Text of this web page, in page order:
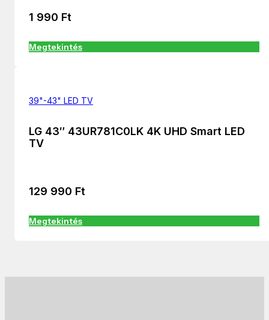
1 990 Ft
Megtekintés
39"-43" LED TV
LG 43″ 43UR781C0LK 4K UHD Smart LED
TV
129 990 Ft
Megtekintés